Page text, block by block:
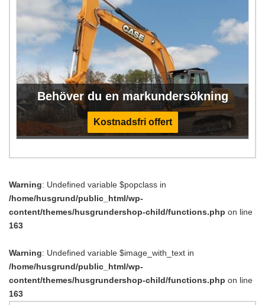
Behöver du en markundersökning
Kostnadsfri offert
Warning: Undefined variable $popclass in
/home/husgrund/public_html/wp-
content/themes/husgrundershop-child/functions.php on line
163
Warning: Undefined variable $image_with_text in
/home/husgrund/public_html/wp-
content/themes/husgrundershop-child/functions.php on line
163